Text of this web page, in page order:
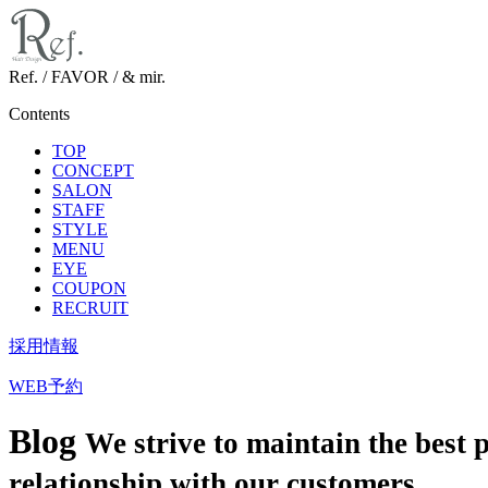
Ref. / FAVOR / & mir.
Contents
TOP
CONCEPT
SALON
STAFF
STYLE
MENU
EYE
COUPON
RECRUIT
採用情報
WEB予約
Blog We strive to maintain the best